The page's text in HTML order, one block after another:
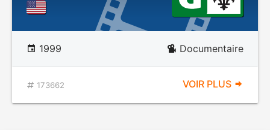
1999 Documentaire
173662 VOIR PLUS